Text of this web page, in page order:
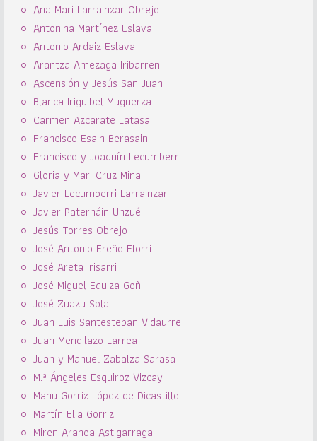
Ana Mari Larrainzar Obrejo
Antonina Martínez Eslava
Antonio Ardaiz Eslava
Arantza Amezaga Iribarren
Ascensión y Jesús San Juan
Blanca Iriguibel Muguerza
Carmen Azcarate Latasa
Francisco Esain Berasain
Francisco y Joaquín Lecumberri
Gloria y Mari Cruz Mina
Javier Lecumberri Larrainzar
Javier Paternáin Unzué
Jesús Torres Obrejo
José Antonio Ereño Elorri
José Areta Irisarri
José Miguel Equiza Goñi
José Zuazu Sola
Juan Luis Santesteban Vidaurre
Juan Mendilazo Larrea
Juan y Manuel Zabalza Sarasa
M.ª Ángeles Esquiroz Vizcay
Manu Gorriz López de Dicastillo
Martín Elia Gorriz
Miren Aranoa Astigarraga